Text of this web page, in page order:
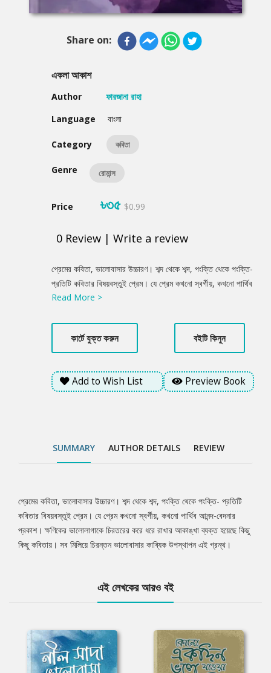
Share on:
একলা আকাশ
Author
ফারজানা রাহা
Language
বাংলা
Category কবিতা
Genre রোমান্স
Price ৳৩৫ $0.99
0 Review | Write a review
Product
Summery
প্রেমের কবিতা, ভালোবাসার উচ্চারণ। শব্দ থেকে শব্দ, পংক্তি থেকে পংক্তি-
প্রতিটি কবিতার বিষয়বস্তুই প্রেম। যে প্রেম কখনো স্বর্গীয়, কখনো পার্থিব
আনন্দ-বেদনার প্রকাশ। ক্ষণিকের ভালোলাগাকে চিরতরের করে ধরে রাখার
কাব্যিক উপস্থাপন এই গ্রন্থ।
Read More >
কার্টে যুক্ত করুন বইটি কিনুন
Add to Wish List Preview Book
SUMMARY AUTHOR DETAILS REVIEW
Tab
Article
প্রেমের কবিতা, ভালোবাসার উচ্চারণ। শব্দ থেকে শব্দ, পংক্তি থেকে পংক্তি- প্রতিটি
কবিতার বিষয়বস্তুই প্রেম। যে প্রেম কখনো স্বর্গীয়, কখনো পার্থিব আনন্দ-বেদনার
প্রকাশ। ক্ষণিকের ভালোলাগাকে চিরতরের করে ধরে রাখার আকাঙ্খা ব্যক্ত হয়েছে কিছু
কিছু কবিতায়। সব মিলিয়ে চিরন্তন ভালোবাসার কাব্যিক উপস্থাপন এই গ্রন্থ।
এই লেখকের আরও বই